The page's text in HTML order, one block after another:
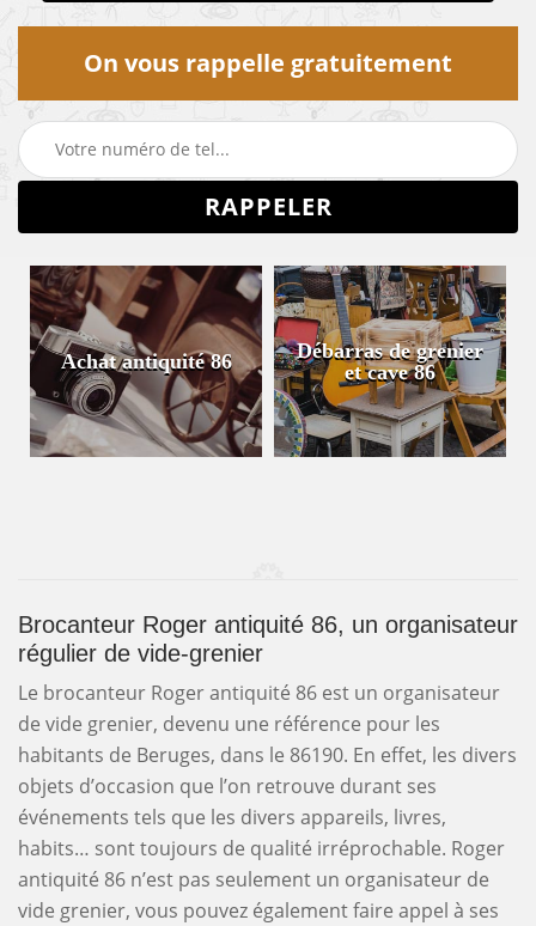
On vous rappelle gratuitement
Achat antiquité 86
Débarras de grenier
et cave 86
Brocanteur Roger antiquité 86, un organisateur
régulier de vide-grenier
Le brocanteur Roger antiquité 86 est un organisateur
de vide grenier, devenu une référence pour les
habitants de Beruges, dans le 86190. En effet, les divers
objets d’occasion que l’on retrouve durant ses
événements tels que les divers appareils, livres,
habits… sont toujours de qualité irréprochable. Roger
antiquité 86 n’est pas seulement un organisateur de
vide grenier, vous pouvez également faire appel à ses